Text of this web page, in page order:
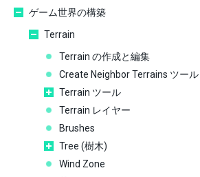
ゲーム世界の構築
Terrain
Terrain の作成と編集
Create Neighbor Terrains ツール
Terrain ツール
Terrain レイヤー
Brushes
Tree (樹木)
Wind Zone